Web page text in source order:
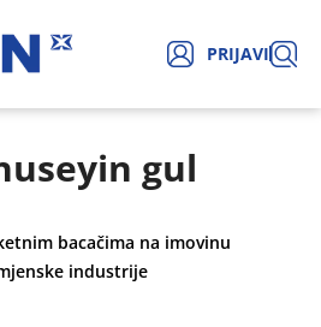
PRIJAVI
gul
bacačima na imovinu
industrije